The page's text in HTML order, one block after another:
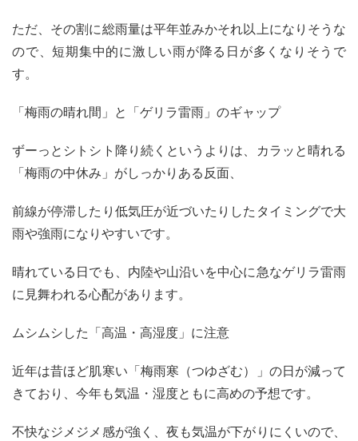
ただ、その割に総雨量は平年並みかそれ以上になりそうな
ので、短期集中的に激しい雨が降る日が多くなりそうで
す。
「梅雨の晴れ間」と「ゲリラ雷雨」のギャップ
ずーっとシトシト降り続くというよりは、カラッと晴れる
「梅雨の中休み」がしっかりある反面、
前線が停滞したり低気圧が近づいたりしたタイミングで大
雨や強雨になりやすいです。
晴れている日でも、内陸や山沿いを中心に急なゲリラ雷雨
に見舞われる心配があります。
ムシムシした「高温・高湿度」に注意
近年は昔ほど肌寒い「梅雨寒（つゆざむ）」の日が減って
きており、今年も気温・湿度ともに高めの予想です。
不快なジメジメ感が強く、夜も気温が下がりにくいので、